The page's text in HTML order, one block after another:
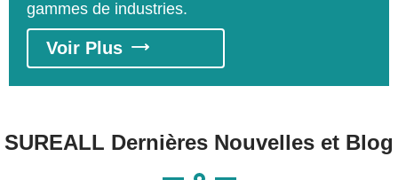
processus de transport, et en aval processus
de raffinage.
gammes de industries.
Voir Plus 
SUREALL Dernières Nouvelles et Blog